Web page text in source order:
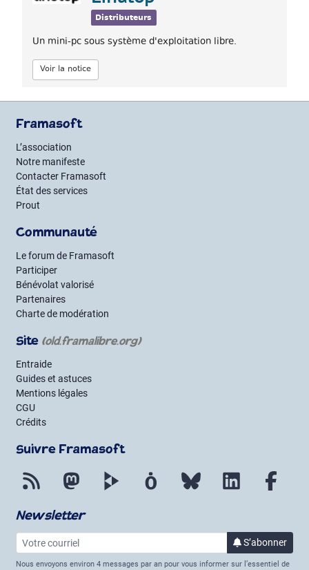
Distributeurs
Un mini-pc sous système d'exploitation libre.
Voir la notice
Framasoft
L’association
Notre manifeste
Contacter Framasoft
État des services
Prout
Communauté
Le forum de Framasoft
Participer
Bénévolat valorisé
Partenaires
Charte de modération
Site (old.framalibre.org)
Entraide
Guides et astuces
Mentions légales
CGU
Crédits
Suivre Framasoft
Flux RSS Mastodon PeerTube Mobilizon Bluesky LinkedIn
Newsletter
Votre courriel
S’abonner
à la lettre
Nous envoyons environ 4 messages par an pour vous informer sur l’essentiel de